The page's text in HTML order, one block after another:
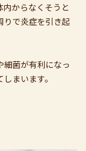
からなくそうと
りで炎症を引き起
菌が有利になっ
まいます。